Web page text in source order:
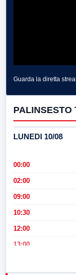
Guarda la diretta
PALINSESTO
LUNEDI 10/08
00:00
02:00
09:00
10:30
12:00
13:00